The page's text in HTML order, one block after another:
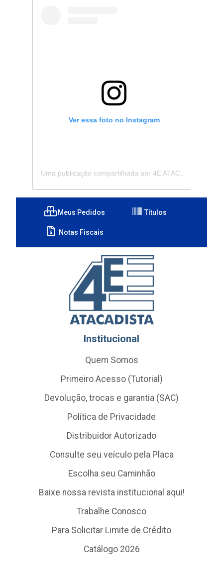
Ver essa foto no Instagram
Meus Pedidos Títulos
Notas Fiscais
Institucional
Quem Somos
Primeiro Acesso (Tutorial)
Devolução, trocas e garantia (SAC)
Política de Privacidade
Distribuidor Autorizado
Consulte seu veículo pela Placa
Escolha seu Caminhão
Baixe nossa revista institucional aqui!
Trabalhe Conosco
Para Solicitar Limite de Crédito
Catálogo 2026